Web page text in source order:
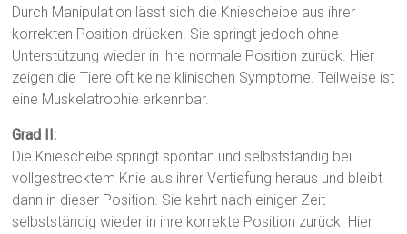
Durch Manipulation lässt sich die Kniescheibe aus ihrer
korrekten Position drücken. Sie springt jedoch ohne
Unterstützung wieder in ihre normale Position zurück. Hier
zeigen die Tiere oft keine klinischen Symptome. Teilweise ist
eine Muskelatrophie erkennbar.
Grad II:
Die Kniescheibe springt spontan und selbstständig bei
vollgestrecktem Knie aus ihrer Vertiefung heraus und bleibt
dann in dieser Position. Sie kehrt nach einiger Zeit
selbstständig wieder in ihre korrekte Position zurück. Hier